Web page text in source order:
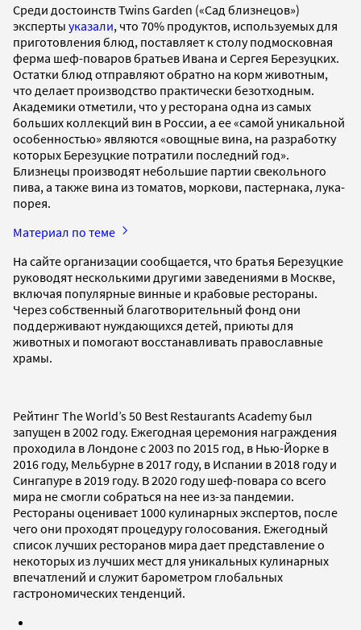
Среди достоинств Twins Garden («Сад близнецов»)
эксперты указали, что 70% продуктов, используемых для
приготовления блюд, поставляет к столу подмосковная
ферма шеф-поваров братьев Ивана и Сергея Березуцких.
Остатки блюд отправляют обратно на корм животным,
что делает производство практически безотходным.
Академики отметили, что у ресторана одна из самых
больших коллекций вин в России, а ее «самой уникальной
особенностью» являются «овощные вина, на разработку
которых Березуцкие потратили последний год».
Близнецы производят небольшие партии свекольного
пива, а также вина из томатов, моркови, пастернака, лука-
порея.
Материал по теме
На сайте организации сообщается, что братья Березуцкие
руководят несколькими другими заведениями в Москве,
включая популярные винные и крабовые рестораны.
Через собственный благотворительный фонд они
поддерживают нуждающихся детей, приюты для
животных и помогают восстанавливать православные
храмы.
Рейтинг The World’s 50 Best Restaurants Academy был
запущен в 2002 году. Ежегодная церемония награждения
проходила в Лондоне с 2003 по 2015 год, в Нью-Йорке в
2016 году, Мельбурне в 2017 году, в Испании в 2018 году и
Сингапуре в 2019 году. В 2020 году шеф-повара со всего
мира не смогли собраться на нее из-за пандемии.
Рестораны оценивает 1000 кулинарных экспертов, после
чего они проходят процедуру голосования. Ежегодный
список лучших ресторанов мира дает представление о
некоторых из лучших мест для уникальных кулинарных
впечатлений и служит барометром глобальных
гастрономических тенденций.